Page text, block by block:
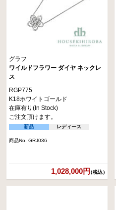
グラフ
ワイルドフラワー ダイヤ ネックレ
ス
RGP775
K18ホワイトゴールド
在庫有り(In Stock)
ご注文頂けます。
新品 レディース
商品No. GRJ036
1,028,000円（税込）